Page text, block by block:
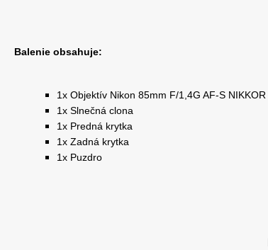
Balenie obsahuje:
1x Objektív Nikon 85mm F/1,4G AF-S NIKKOR
1x Slnečná clona
1x Predná krytka
1x Zadná krytka
1x Puzdro